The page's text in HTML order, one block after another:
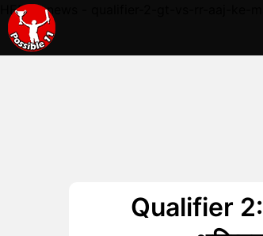
HERE - news - qualifier-2-gt-vs-rr-aaj-
Qualifier 2: